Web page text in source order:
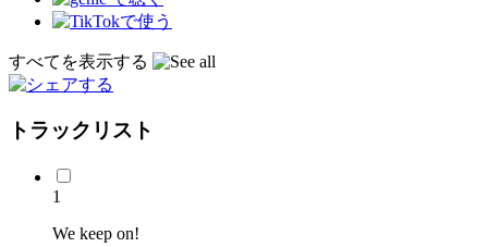
すべてを表示する
トラックリスト
1
We keep on!